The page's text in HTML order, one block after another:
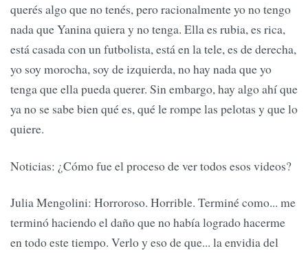
querés algo que no tenés, pero racionalmente yo no tengo
nada que Yanina quiera y no tenga. Ella es rubia, es rica,
está casada con un futbolista, está en la tele, es de derecha,
yo soy morocha, soy de izquierda, no hay nada que yo
tenga que ella pueda querer. Sin embargo, hay algo ahí que
ya no se sabe bien qué es, qué le rompe las pelotas y que lo
quiere.
Noticias: ¿Cómo fue el proceso de ver todos esos videos?
Julia Mengolini: Horroroso. Horrible. Terminé como... me
terminó haciendo el daño que no había logrado hacerme
en todo este tiempo. Verlo y eso de que... la envidia del